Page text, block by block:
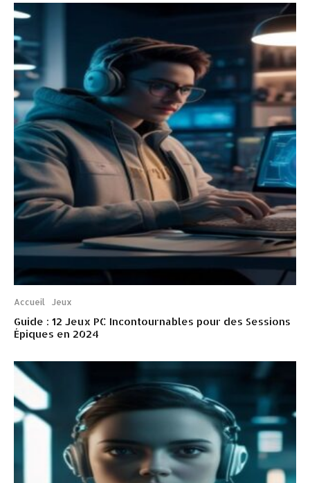
Accueil Jeux
Guide : 12 Jeux PC Incontournables pour des Sessions
Épiques en 2024